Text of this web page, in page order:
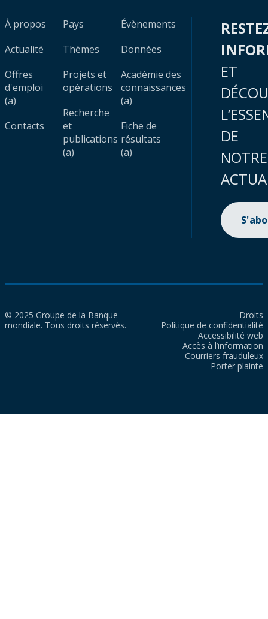
À propos
Actualité
Offres
d'emploi
(a)
Contacts
Pays
Thèmes
Projets et
opérations
Recherche
et
publications
(a)
Évènements
Données
Académie des
connaissances
(a)
Fiche de
résultats
(a)
ET
DE
NOTRE
© 2025 Groupe de la Banque
mondiale. Tous droits réservés.
Droits
Politique de confidentialité
Accessibilité web
Accès à l’information
Courriers frauduleux
Porter plainte